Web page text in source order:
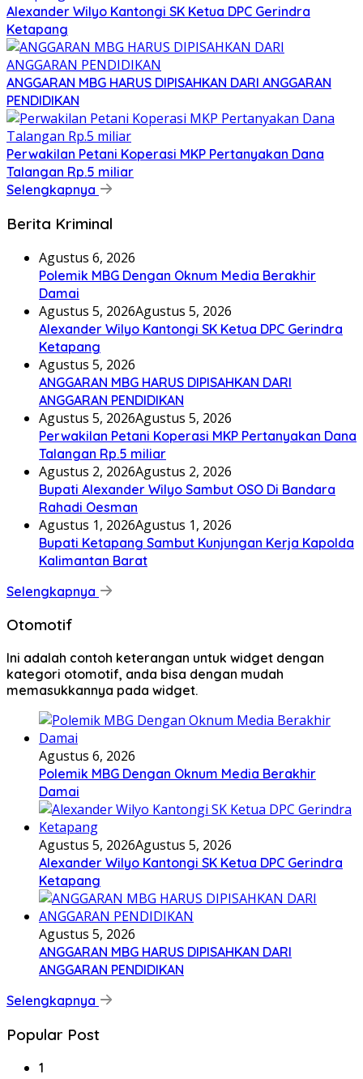
Alexander Wilyo Kantongi SK Ketua DPC Gerindra
Ketapang
ANGGARAN MBG HARUS DIPISAHKAN DARI ANGGARAN
PENDIDIKAN
Perwakilan Petani Koperasi MKP Pertanyakan Dana
Talangan Rp.5 miliar
Selengkapnya
Berita Kriminal
Agustus 6, 2026
Polemik MBG Dengan Oknum Media Berakhir
Damai
Agustus 5, 2026Agustus 5, 2026
Alexander Wilyo Kantongi SK Ketua DPC Gerindra
Ketapang
Agustus 5, 2026
ANGGARAN MBG HARUS DIPISAHKAN DARI
ANGGARAN PENDIDIKAN
Agustus 5, 2026Agustus 5, 2026
Perwakilan Petani Koperasi MKP Pertanyakan Dana
Talangan Rp.5 miliar
Agustus 2, 2026Agustus 2, 2026
Bupati Alexander Wilyo Sambut OSO Di Bandara
Rahadi Oesman
Agustus 1, 2026Agustus 1, 2026
Bupati Ketapang Sambut Kunjungan Kerja Kapolda
Kalimantan Barat
Selengkapnya
Otomotif
Ini adalah contoh keterangan untuk widget dengan
kategori otomotif, anda bisa dengan mudah
memasukkannya pada widget.
Agustus 6, 2026
Polemik MBG Dengan Oknum Media Berakhir
Damai
Agustus 5, 2026Agustus 5, 2026
Alexander Wilyo Kantongi SK Ketua DPC Gerindra
Ketapang
Agustus 5, 2026
ANGGARAN MBG HARUS DIPISAHKAN DARI
ANGGARAN PENDIDIKAN
Selengkapnya
Popular Post
1